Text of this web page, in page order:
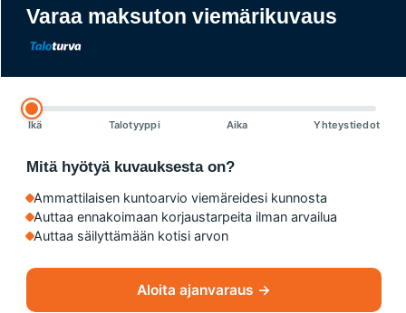
Varaa maksuton viemärikuvaus
Ikä Talotyyppi Aika Yhteystiedot
Mitä hyötyä kuvauksesta on?
Ammattilaisen kuntoarvio viemäreidesi kunnosta
Auttaa ennakoimaan korjaustarpeita ilman arvailua
Auttaa säilyttämään kotisi arvon
Aloita ajanvaraus →